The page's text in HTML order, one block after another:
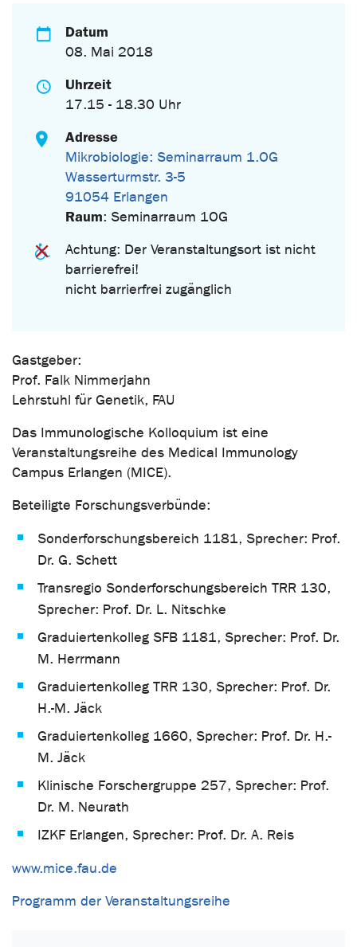
Datum
08. Mai 2018
Uhrzeit
17.15 - 18.30 Uhr
Adresse
Mikrobiologie: Seminarraum 1.OG
Wasserturmstr. 3-5
91054 Erlangen
Raum: Seminarraum 1OG
Achtung: Der Veranstaltungsort ist nicht
barrierefrei!
nicht barrierfrei zugänglich
Gastgeber:
Prof. Falk Nimmerjahn
Lehrstuhl für Genetik, FAU
Das Immunologische Kolloquium ist eine
Veranstaltungsreihe des Medical Immunology
Campus Erlangen (MICE).
Beteiligte Forschungsverbünde:
Sonderforschungsbereich 1181, Sprecher: Prof.
Dr. G. Schett
Transregio Sonderforschungsbereich TRR 130,
Sprecher: Prof. Dr. L. Nitschke
Graduiertenkolleg SFB 1181, Sprecher: Prof. Dr.
M. Herrmann
Graduiertenkolleg TRR 130, Sprecher: Prof. Dr.
H.-M. Jäck
Graduiertenkolleg 1660, Sprecher: Prof. Dr. H.-
M. Jäck
Klinische Forschergruppe 257, Sprecher: Prof.
Dr. M. Neurath
IZKF Erlangen, Sprecher: Prof. Dr. A. Reis
www.mice.fau.de
Programm der Veranstaltungsreihe